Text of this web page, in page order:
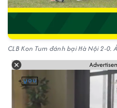
CLB Kon Tum đánh bại Hà Nội 2-0.